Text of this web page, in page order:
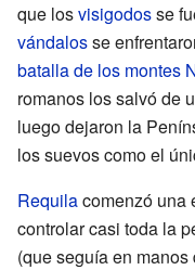
que losvisigodosse
vándalosse
batalla de los montes
romanos los salvó de
luego dejaron la
los suevos como el
Requilacomenzó una
controlar casi toda la
(que seguía en